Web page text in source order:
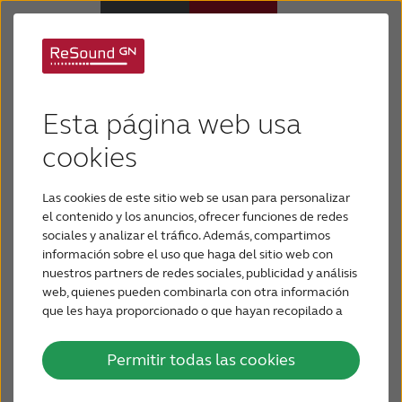
Esta página web usa
cookies
Las cookies de este sitio web se usan para personalizar
el contenido y los anuncios, ofrecer funciones de redes
sociales y analizar el tráfico. Además, compartimos
información sobre el uso que haga del sitio web con
nuestros partners de redes sociales, publicidad y análisis
web, quienes pueden combinarla con otra información
que les haya proporcionado o que hayan recopilado a
Permitir todas las cookies
Pérdida de audición
Soporte y cuidado
Por qué ReSound
BLOG
PARA PROFESIONALES
GN ReSound:
audífonos inteligentes
disponibles en la
plataforma Android
GN ReSound anunció en el International
Consumer Electronics Show en Las Vegas
(CES) que la tecnología de audífonos más
inteligente del mundo que se encuentra en el
estará disponible en la plataforma Android a
través de la aplicación ReSound Smart ™ en